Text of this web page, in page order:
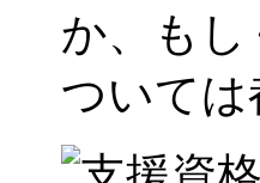
か、も
ついて